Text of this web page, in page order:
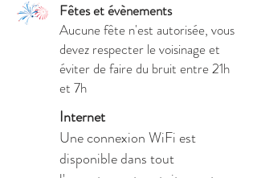
Fêtes et évènements
Aucune fête n'est autorisée, vous
devez respecter le voisinage et
éviter de faire du bruit entre 21h
et 7h
Internet
Une connexion WiFi est
disponible dans tout